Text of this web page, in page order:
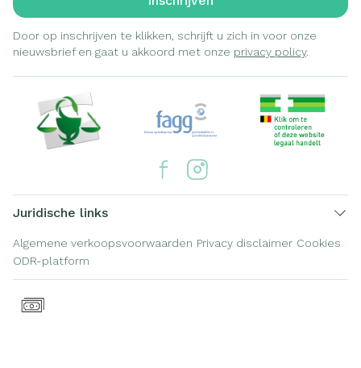
Door op inschrijven te klikken, schrijft u zich in voor onze
nieuwsbrief en gaat u akkoord met onze privacy policy.
Juridische links
Algemene verkoopsvoorwaarden Privacy disclaimer Cookies
ODR-platform